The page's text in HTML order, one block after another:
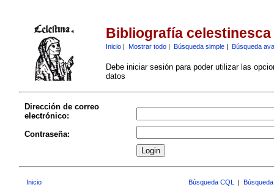
Bibliografía celestinesca
Inicio| Mostrar todo| Búsqueda simple| Búsqueda
Debe iniciar sesión para poder utilizar las
datos
Dirección de correo
electrónico:
Contraseña:
Inicio Búsqueda CQL |